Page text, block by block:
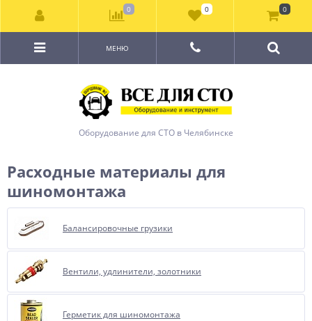
Оборудование для СТО в Челябинске
МЕНЮ
Расходные материалы для
шиномонтажа
Балансировочные грузики
Вентили, удлинители, золотники
Герметик для шиномонтажа
0 0 0